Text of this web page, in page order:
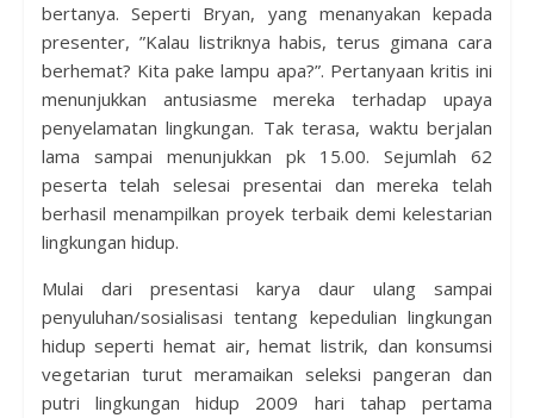
bertanya. Seperti Bryan, yang menanyakan kepada
presenter, ”Kalau listriknya habis, terus gimana cara
berhemat? Kita pake lampu apa?”. Pertanyaan kritis ini
menunjukkan antusiasme mereka terhadap upaya
penyelamatan lingkungan. Tak terasa, waktu berjalan
lama sampai menunjukkan pk 15.00. Sejumlah 62
peserta telah selesai presentai dan mereka telah
berhasil menampilkan proyek terbaik demi kelestarian
lingkungan hidup.
Mulai dari presentasi karya daur ulang sampai
penyuluhan/sosialisasi tentang kepedulian lingkungan
hidup seperti hemat air, hemat listrik, dan konsumsi
vegetarian turut meramaikan seleksi pangeran dan
putri lingkungan hidup 2009 hari tahap pertama